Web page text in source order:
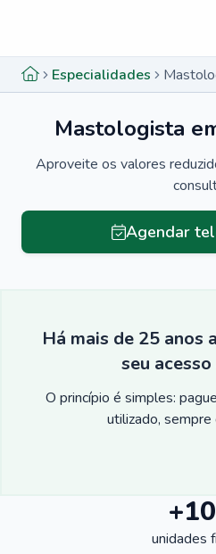
Especialidades
Mastologista
Aproveite os valores
Agendar
Há mais de 25 anos
seu
O princípio é simples:
utilizado, sempre
unidades